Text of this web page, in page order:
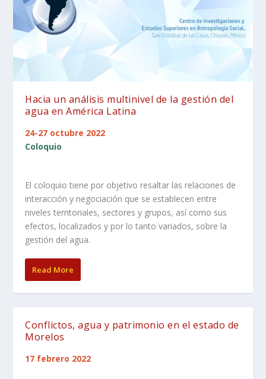
Hacia un análisis multinivel de la gestión del
agua en América Latina
24-27 octubre 2022
Coloquio
El coloquio tiene por objetivo resaltar las relaciones de
interacción y negociación que se establecen entre
niveles territoriales, sectores y grupos, así como sus
efectos, localizados y por lo tanto variados, sobre la
gestión del agua.
Read More
Conflictos, agua y patrimonio en el estado de
Morelos
17 febrero 2022